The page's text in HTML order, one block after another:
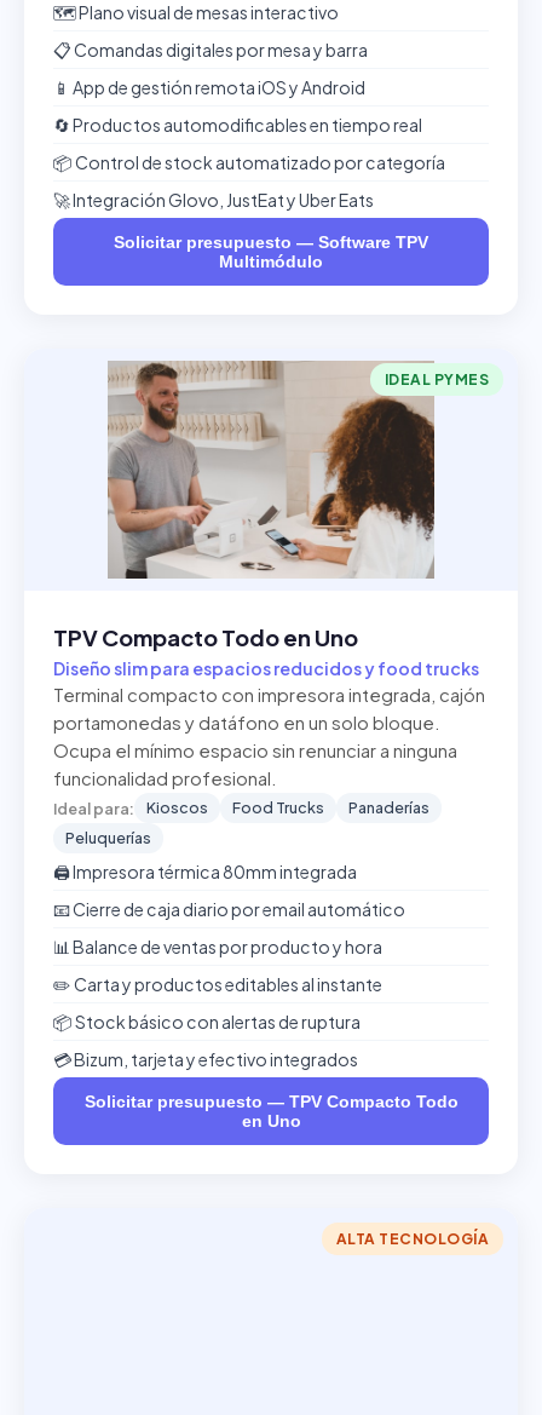
🗺️ Plano visual de mesas interactivo
📋 Comandas digitales por mesa y barra
📱 App de gestión remota iOS y Android
🔄 Productos automodificables en tiempo real
📦 Control de stock automatizado por categoría
🚀 Integración Glovo, JustEat y Uber Eats
Solicitar presupuesto — Software TPV
Multimódulo
IDEAL PYMES
TPV Compacto Todo en Uno
Diseño slim para espacios reducidos y food trucks
Terminal compacto con impresora integrada, cajón
portamonedas y datáfono en un solo bloque.
Ocupa el mínimo espacio sin renunciar a ninguna
funcionalidad profesional.
Ideal para: Kioscos Food Trucks
Panaderías
Peluquerías
🖨️ Impresora térmica 80mm integrada
📧 Cierre de caja diario por email automático
📊 Balance de ventas por producto y hora
✏️ Carta y productos editables al instante
📦 Stock básico con alertas de ruptura
💳 Bizum, tarjeta y efectivo integrados
Solicitar presupuesto — TPV Compacto Todo
en Uno
ALTA TECNOLOGÍA